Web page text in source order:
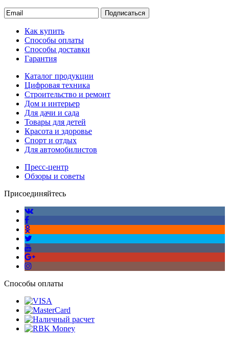
Подписаться
Как купить
Способы оплаты
Способы доставки
Гарантия
Каталог продукции
Цифровая техника
Строительство и ремонт
Дом и интерьер
Для дачи и сада
Товары для детей
Красота и здоровье
Спорт и отдых
Для автомобилистов
Пресс-центр
Обзоры и советы
Присоединяйтесь
Способы оплаты